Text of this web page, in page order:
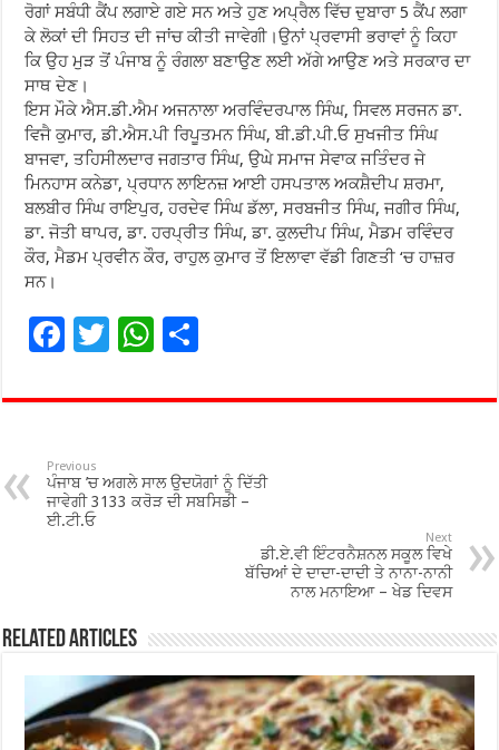
ਰੋਗਾਂ ਸਬੰਧੀ ਕੈਂਪ ਲਗਾਏ ਗਏ ਸਨ ਅਤੇ ਹੁਣ ਅਪ੍ਰੈਲ ਵਿੱਚ ਦੁਬਾਰਾ 5 ਕੈਂਪ ਲਗਾ
ਕੇ ਲੋਕਾਂ ਦੀ ਸਿਹਤ ਦੀ ਜਾਂਚ ਕੀਤੀ ਜਾਵੇਗੀ।ਉਨਾਂ ਪ੍ਰਵਾਸੀ ਭਰਾਵਾਂ ਨੂੰ ਕਿਹਾ
ਕਿ ਉਹ ਮੁੜ ਤੋਂ ਪੰਜਾਬ ਨੂੰ ਰੰਗਲਾ ਬਣਾਉਣ ਲਈ ਅੱਗੇ ਆਉਣ ਅਤੇ ਸਰਕਾਰ ਦਾ
ਸਾਥ ਦੇਣ।
ਇਸ ਮੌਕੇ ਐਸ.ਡੀ.ਐਮ ਅਜਨਾਲਾ ਅਰਵਿੰਦਰਪਾਲ ਸਿੰਘ, ਸਿਵਲ ਸਰਜਨ ਡਾ.
ਵਿਜੈ ਕੁਮਾਰ, ਡੀ.ਐਸ.ਪੀ ਰਿਪੂਤਮਨ ਸਿੰਘ, ਬੀ.ਡੀ.ਪੀ.ਓ ਸੁਖਜੀਤ ਸਿੰਘ
ਬਾਜਵਾ, ਤਹਿਸੀਲਦਾਰ ਜਗਤਾਰ ਸਿੰਘ, ਉਘੇ ਸਮਾਜ ਸੇਵਾਕ ਜਤਿੰਦਰ ਜੇ
ਮਿਨਹਾਸ ਕਨੇਡਾ, ਪ੍ਰਧਾਨ ਲਾਇਨਜ਼ ਆਈ ਹਸਪਤਾਲ ਅਕਸ਼ੈਦੀਪ ਸ਼ਰਮਾ,
ਬਲਬੀਰ ਸਿੰਘ ਰਾਇਪੁਰ, ਹਰਦੇਵ ਸਿੰਘ ਡੱਲਾ, ਸਰਬਜੀਤ ਸਿੰਘ, ਜਗੀਰ ਸਿੰਘ,
ਡਾ. ਜੋਤੀ ਥਾਪਰ, ਡਾ. ਹਰਪ੍ਰੀਤ ਸਿੰਘ, ਡਾ. ਕੁਲਦੀਪ ਸਿੰਘ, ਮੈਡਮ ਰਵਿੰਦਰ
ਕੌਰ, ਮੈਡਮ ਪ੍ਰਵੀਨ ਕੌਰ, ਰਾਹੁਲ ਕੁਮਾਰ ਤੋਂ ਇਲਾਵਾ ਵੱਡੀ ਗਿਣਤੀ ‘ਚ ਹਾਜ਼ਰ
ਸਨ।
F
e
o
o
T
tt
W
at
p
p
ar
Previous
ਪੰਜਾਬ ’ਚ ਅਗਲੇ ਸਾਲ ਉਦਯੋਗਾਂ ਨੂੰ ਦਿੱਤੀ
ਜਾਵੇਗੀ 3133 ਕਰੋੜ ਦੀ ਸਬਸਿਡੀ –
ਈ.ਟੀ.ਓ
Next
ਡੀ.ਏ.ਵੀ ਇੰਟਰਨੈਸ਼ਨਲ ਸਕੂਲ ਵਿਖੇ
ਬੱਚਿਆਂ ਦੇ ਦਾਦਾ-ਦਾਦੀ ਤੇ ਨਾਨਾ-ਨਾਨੀ
ਨਾਲ ਮਨਾਇਆ – ਖੇਡ ਦਿਵਸ
Related Articles